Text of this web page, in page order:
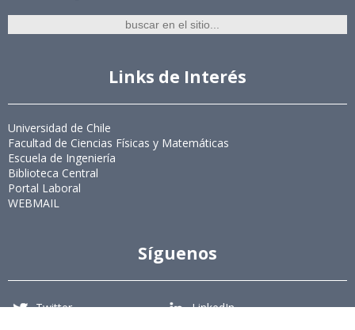
Links de Interés
Universidad de Chile
Facultad de Ciencias Físicas y Matemáticas
Escuela de Ingeniería
Biblioteca Central
Portal Laboral
WEBMAIL
Síguenos
Twitter
LinkedIn